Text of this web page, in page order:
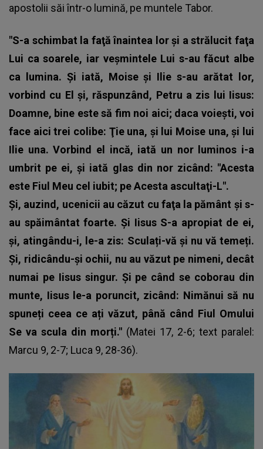
apostolii săi într-o lumină, pe muntele Tabor.
"S-a schimbat la faţă înaintea lor şi a strălucit faţa
Lui ca soarele, iar veşmintele Lui s-au făcut albe
ca lumina. Şi iată, Moise şi Ilie s-au arătat lor,
vorbind cu El şi, răspunzând, Petru a zis lui Iisus:
Doamne, bine este să fim noi aici; daca voieşti, voi
face aici trei colibe: Ţie una, şi lui Moise una, şi lui
Ilie una. Vorbind el incă, iată un nor luminos i-a
umbrit pe ei, şi iată glas din nor zicând: "Acesta
este Fiul Meu cel iubit; pe Acesta ascultaţi-L".
Şi, auzind, ucenicii au căzut cu faţa la pământ şi s-
au spăimântat foarte. Și Iisus S-a apropiat de ei,
și, atingându-i, le-a zis: Sculați-vă și nu vă temeți.
Și, ridicându-și ochii, nu au văzut pe nimeni, decât
numai pe Iisus singur. Și pe când se coborau din
munte, Iisus le-a poruncit, zicând: Nimănui să nu
spuneți ceea ce ați văzut, până când Fiul Omului
Se va scula din morți." (Matei 17, 2-6; text paralel:
Marcu 9, 2-7; Luca 9, 28-36).